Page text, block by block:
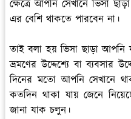
ক্ষেত্রে আপনি সেখানে ভিসা
এর বেশি থাকতে পারবেন না।
তাই বলা হয় ভিসা ছাড়া আপনি
ভ্রমণের উদ্দেশ্যে বা ব্যবসার
দিনের মতো আপনি সেখানে
কতদিন থাকা যায় জেনে
জানা যাক চলুন।